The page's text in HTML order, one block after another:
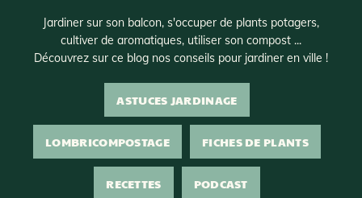
Jardiner sur son balcon, s'occuper de plants potagers,
cultiver de aromatiques, utiliser son compost ...
Découvrez sur ce blog nos conseils pour jardiner en ville !
ASTUCES JARDINAGE
LOMBRICOMPOSTAGE FICHES DE PLANTS
RECETTES PODCAST